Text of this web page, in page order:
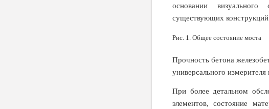
основании
существующих конструкций
Рис. 1. Общее состояние моста
Прочность бетона
универсального
При более детальном
элементов, состояние